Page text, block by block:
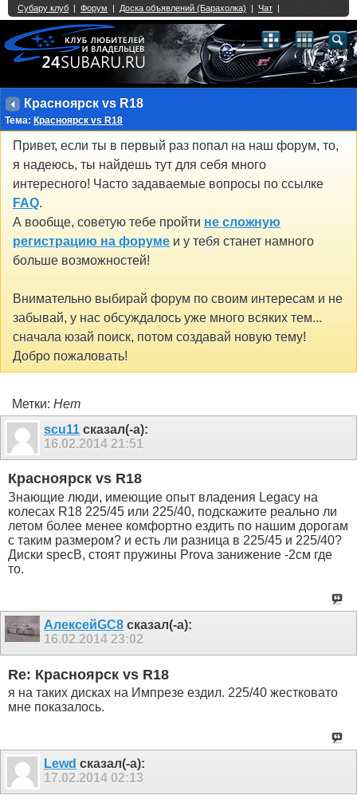
Красноярск vs R18
Тема: Красноярск vs R18
Привет, если ты в первый раз попал на наш форум, то,
я надеюсь, ты найдешь тут для себя много
интересного! Часто задаваемые вопросы по ссылке
FAQ.
А вообще, советую тебе пройти не сложную
регистрацию на форуме и у тебя станет намного
больше возможностей!
Внимательно выбирай форум по своим интересам и не
забывай, у нас обсуждалось уже много всяких тем...
сначала юзай поиск, потом создавай новую тему!
Добро пожаловать!
Метки: Нет
scu11 сказал(-а):
16.02.2014 21:51
Красноярск vs R18
Знающие люди, имеющие опыт владения Legacy на
колесах R18 225/45 или 225/40, подскажите реально ли
летом более менее комфортно ездить по нашим дорогам
с таким размером? и есть ли разница в 225/45 и 225/40?
Диски specB, стоят пружины Prova занижение -2см где
то.
АлексейGC8 сказал(-а):
16.02.2014 23:02
Re: Красноярск vs R18
я на таких дисках на Импрезе ездил. 225/40 жестковато
мне показалось.
Lewd сказал(-а):
17.02.2014 02:13
Single Sign On provided byvBSSO
2 3 4 5 6 7 8 9 10 11 12 13 14 15 16 17 18 21 22 23 24 25 26
27 28 29 30 31 32 33 34 35 36 37 38 39 40 41 42 43